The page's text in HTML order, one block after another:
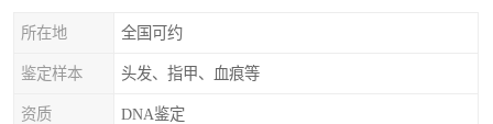
所在地 全国可约
鉴定样本 头发、指甲、血痕等
资质 DNA鉴定